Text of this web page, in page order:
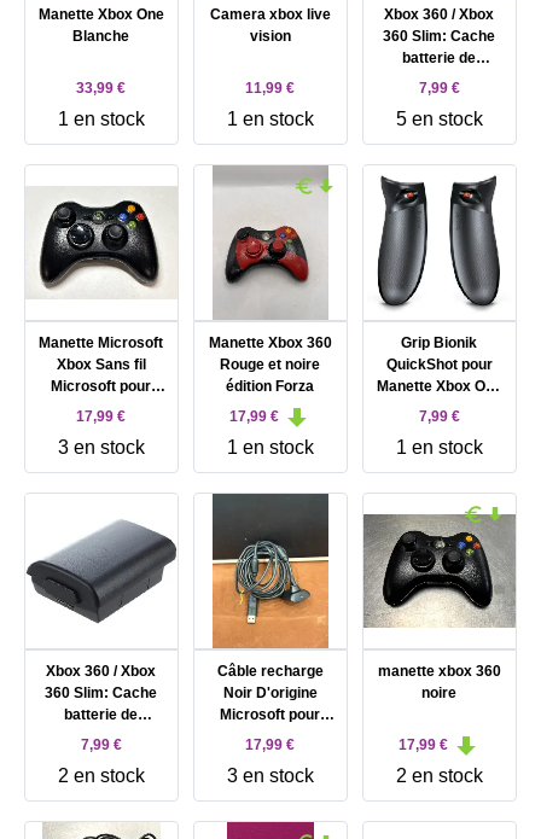
Manette Xbox One
Blanche
33,99 €
1 en stock
Camera xbox live
vision
11,99 €
1 en stock
Xbox 360 / Xbox
360 Slim: Cache
batterie de
manette blanc
7,99 €
5 en stock
Manette Microsoft
Xbox Sans fil
Microsoft pour
Microsoft Xbox 360
17,99 €
3 en stock
Manette Xbox 360
Rouge et noire
édition Forza
17,99 €
1 en stock
Grip Bionik
QuickShot pour
Manette Xbox One
Noir avec
gachettes
7,99 €
1 en stock
Xbox 360 / Xbox
360 Slim: Cache
batterie de
manette noir
7,99 €
2 en stock
Câble recharge
Noir D'origine
Microsoft pour
Manette Xbox 360
17,99 €
3 en stock
manette xbox 360
noire
17,99 €
2 en stock